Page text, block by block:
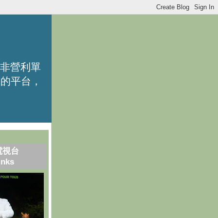
營利單
平台，
視台